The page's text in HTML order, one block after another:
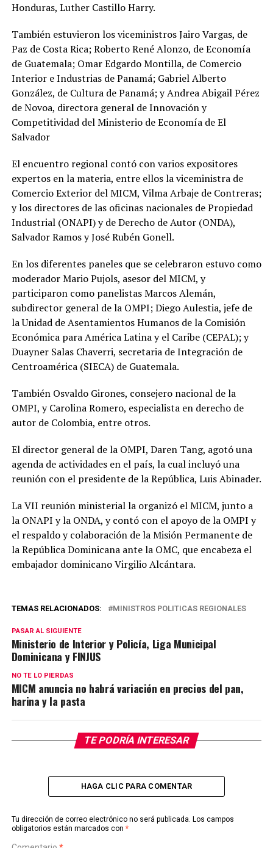
Honduras, Luther Castillo Harry.
También estuvieron los viceministros Jairo Vargas, de
Paz de Costa Rica; Roberto René Alonzo, de Economía
de Guatemala; Omar Edgardo Montilla, de Comercio
Interior e Industrias de Panamá; Gabriel Alberto
González, de Cultura de Panamá; y Andrea Abigail Pérez
de Novoa, directora general de Innovación y
Competitividad del Ministerio de Economía de El
Salvador
El encuentro regional contó con varios expositores
expertos en la materia, entre ellos la viceministra de
Comercio Exterior del MICM, Vilma Arbaje de Contreras;
y los directores de las oficinas nacionales de Propiedad
Industrial (ONAPI) y de Derecho de Autor (ONDA),
Salvador Ramos y José Rubén Gonell.
En los diferentes paneles que se celebraron estuvo como
moderador Mario Pujols, asesor del MICM, y
participaron como panelistas Marcos Alemán,
subdirector general de la OMPI; Diego Aulestia, jefe de
la Unidad de Asentamientos Humanos de la Comisión
Económica para América Latina y el Caribe (CEPAL); y
Duayner Salas Chaverri, secretaria de Integración de
Centroamérica (SIECA) de Guatemala.
También Osvaldo Girones, consejero nacional de la
OMPI, y Carolina Romero, especialista en derecho de
autor de Colombia, entre otros.
El director general de la OMPI, Daren Tang, agotó una
agenda de actividades en el país, la cual incluyó una
reunión con el presidente de la República, Luis Abinader.
La VII reunión ministerial la organizó el MICM, junto a
la ONAPI y la ONDA, y contó con el apoyo de la OMPI y
el respaldo y colaboración de la Misión Permanente de
la República Dominicana ante la OMC, que encabeza el
embajador dominicano Virgilio Alcántara.
TEMAS RELACIONADOS: MINISTROS POLITICAS REGIONALES
PASAR AL SIGUIENTE
Ministerio de Interior y Policía, Liga Municipal
Dominicana y FINJUS
NO TE LO PIERDAS
MICM anuncia no habrá variación en precios del pan,
harina y la pasta
TE PODRÍA INTERESAR
HAGA CLIC PARA COMENTAR
Tu dirección de correo electrónico no será publicada. Los campos
obligatorios están marcados con *